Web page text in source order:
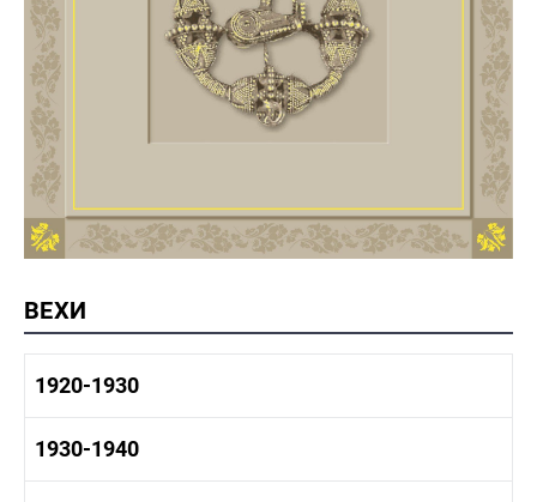
ВЕХИ
1920-1930
1920-1930 история
1920-1930 культура
1930-1940